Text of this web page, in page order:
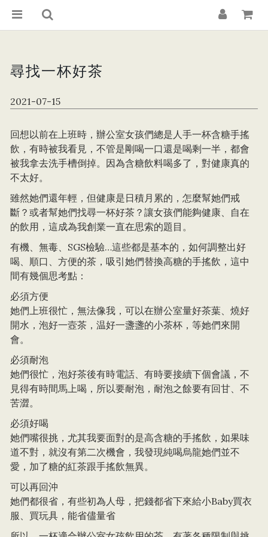
尋找一杯好茶
2021-07-15
回想以前在上班時，辦公室女孩們總是人手一杯含糖手搖
飲，有時被我看見，不管是剛喝一口還是喝剩一半，都會
被我拿去洗手槽倒掉。因為含糖飲料喝多了，對健康真的
不太好。
雖然她們還年輕，但健康是日積月累的，怎麼幫她們戒
斷？或者幫她們找尋一杯好茶？讓女孩們能夠健康、自在
的飲用，這成為我創業一直在思索的題目。
有機、無毒、SGS檢驗…這些都是基本的，如何調整出好
喝、順口、方便的茶，吸引她們替換高糖的手搖飲，這中
間有幾個思考點：
必須方便
她們上班很忙，無法像我，可以在辦公室量好茶葉、燒好
開水，泡好一壼茶，温好一盞盞的小茶杯，等她們來開
會。
必須耐泡
她們很忙，泡好茶後有時電話、有時要接續下個會議，不
見得有時間馬上喝，所以要耐泡，耐泡之餘要有回甘、不
苦澀。
必須好喝
她們嘴很挑，尤其我要面對的是高含糖的手搖飲，如果味
道不對，就沒有第二次機會，我發現純喝烏龍她們並不
愛，加了糖的紅茶跟手搖飲無異。
可以再回沖
她們都很省，有些初為人母，把錢都省下來給小Baby買衣
服、買玩具，能省儘量省